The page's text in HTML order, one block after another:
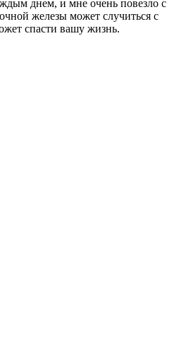
днем, и мне очень повезло с
железы может случиться с
спасти вашу жизнь.